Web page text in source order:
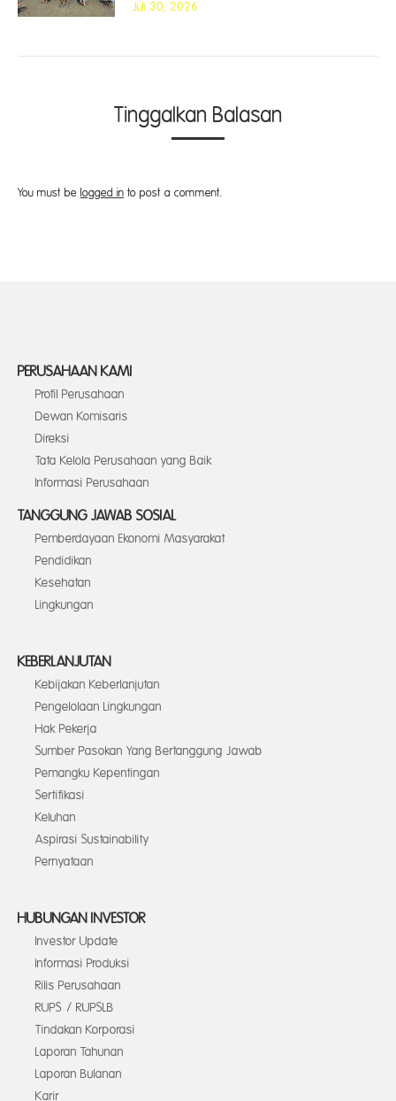
Juli 30, 2026
Tinggalkan Balasan
You must be logged in to post a comment.
PERUSAHAAN KAMI
Profil Perusahaan
Dewan Komisaris
Direksi
Tata Kelola Perusahaan yang Baik
Informasi Perusahaan
TANGGUNG JAWAB SOSIAL
Pemberdayaan Ekonomi Masyarakat
Pendidikan
Kesehatan
Lingkungan
KEBERLANJUTAN
Kebijakan Keberlanjutan
Pengelolaan Lingkungan
Hak Pekerja
Sumber Pasokan Yang Bertanggung Jawab
Pemangku Kepentingan
Sertifikasi
Keluhan
Aspirasi Sustainability
Pernyataan
HUBUNGAN INVESTOR
Investor Update
Informasi Produksi
Rilis Perusahaan
RUPS / RUPSLB
Tindakan Korporasi
Laporan Tahunan
Laporan Bulanan
Karir